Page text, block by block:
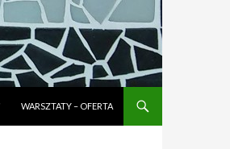
WARSZTATY – OFERTA